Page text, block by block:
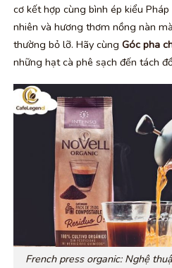
cơ kết hợp cùng bình ép kiểu
nhiên và hương thơm nồng nàn
thường bỏ lỡ. Hãy cùng Góc pha
những hạt cà phê sạch đến tách
French press organic: Nghệ